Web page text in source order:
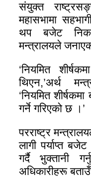
संयुक्त
महासभामा
थप बजेट
मन्त्रालयले
‘नियमित
थिएन,’अर्थ
‘नियमित
गर्ने गरिएको छ ।’
परराष्ट्र
लागी पर्याप्त
गर्दै भुक्तानी
अधिकारीहरू